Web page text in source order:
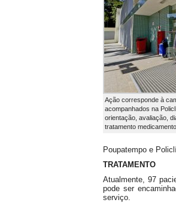
Ação corresponde à
acompanhados na
orientação, avaliação,
tratamento
Poupatempo e
TRATAMENTO
Atualmente, 97
pode ser
serviço.